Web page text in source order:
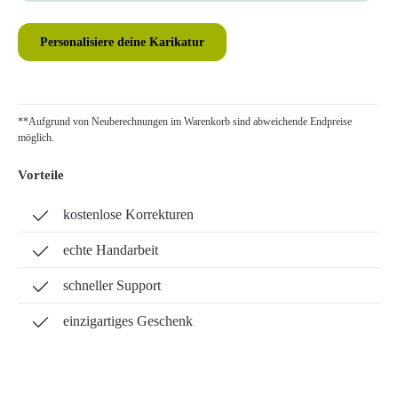
Personalisiere deine Karikatur
**Aufgrund von Neuberechnungen im Warenkorb sind abweichende Endpreise
möglich.
Vorteile
kostenlose Korrekturen
echte Handarbeit
schneller Support
einzigartiges Geschenk